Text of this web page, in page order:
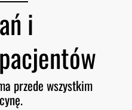
i
przede wszystkim